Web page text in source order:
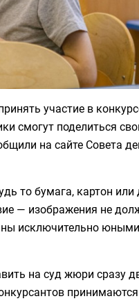
участие в
смогут поделиться
на сайте Совета
то бумага, картон или
— изображения не
исключительно
на суд жюри сразу